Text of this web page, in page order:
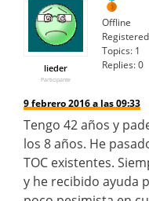
lieder
Participante
Offline
Topics: 1
Replies:0
9 febrero 2016 a las 09:33
Tengo 42 años y
los 8 años. He
TOC existentes.
y he recibido ayuda